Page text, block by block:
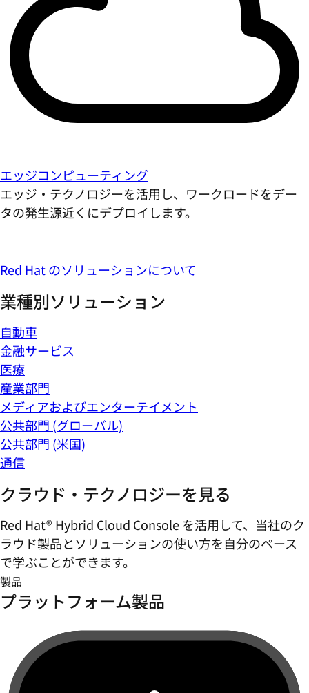
エッジコンピューティング
エッジ・テクノロジーを活用し、ワークロードをデー
タの発生源近くにデプロイします。
Red Hat のソリューションについて
業種別ソリューション
自動車
金融サービス
医療
産業部門
メディアおよびエンターテイメント
公共部門 (グローバル)
公共部門 (米国)
通信
クラウド・テクノロジーを見る
Red Hat® Hybrid Cloud Console を活用して、当社のク
ラウド製品とソリューションの使い方を自分のペース
で学ぶことができます。
製品
プラットフォーム製品